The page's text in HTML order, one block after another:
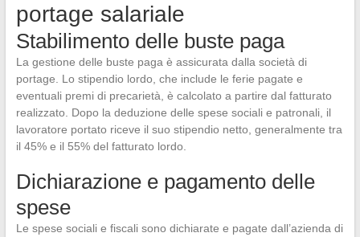
portage salariale
Stabilimento delle buste paga
La gestione delle buste paga è assicurata dalla società di
portage. Lo stipendio lordo, che include le ferie pagate e
eventuali premi di precarietà, è calcolato a partire dal fatturato
realizzato. Dopo la deduzione delle spese sociali e patronali, il
lavoratore portato riceve il suo stipendio netto, generalmente tra
il 45% e il 55% del fatturato lordo.
Dichiarazione e pagamento delle
spese
Le spese sociali e fiscali sono dichiarate e pagate dall’azienda di